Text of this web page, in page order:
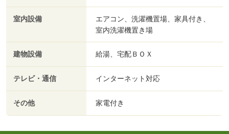
室内設備
エアコン、洗濯機置場、家具付き、
室内洗濯機置き場
建物設備 給湯、宅配ＢＯＸ
テレビ・通信 インターネット対応
その他 家電付き